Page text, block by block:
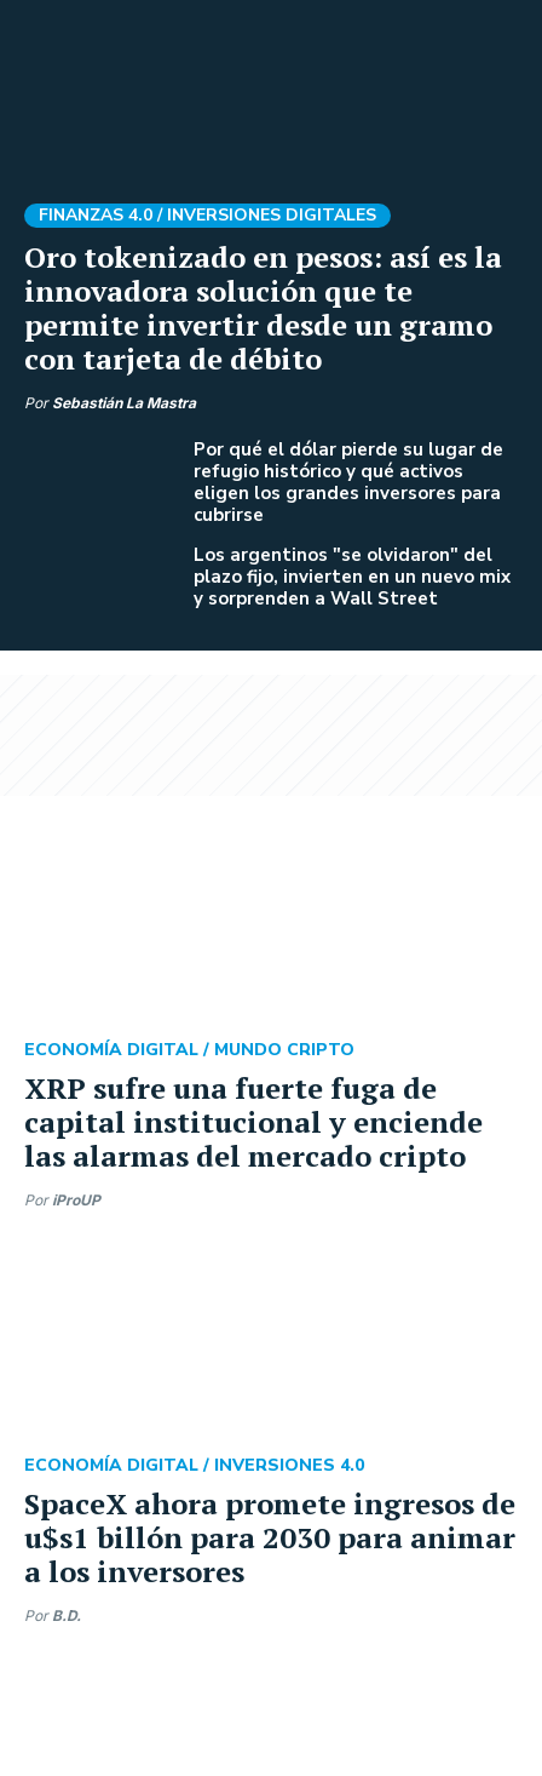
Oro tokenizado en pesos: así es la
innovadora solución que te
permite invertir desde un gramo
con tarjeta de débito
FINANZAS 4.0 / INVERSIONES DIGITALES
Por Sebastián La Mastra
Por qué el dólar pierde su lugar de
refugio histórico y qué activos
eligen los grandes inversores para
cubrirse
Los argentinos "se olvidaron" del
plazo fijo, invierten en un nuevo mix
y sorprenden a Wall Street
XRP sufre una fuerte fuga de
capital institucional y enciende
las alarmas del mercado cripto
ECONOMÍA DIGITAL / MUNDO CRIPTO
Por iProUP
SpaceX ahora promete ingresos de
u$s1 billón para 2030 para animar
a los inversores
ECONOMÍA DIGITAL / INVERSIONES 4.0
Por B.D.